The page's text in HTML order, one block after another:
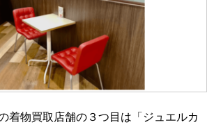
着物買取店舗の３つ目は「ジュエルカ